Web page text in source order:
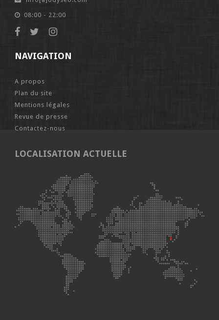
08:00 - 22:00
NAVIGATION
A propos
Plan du site
Mentions légales
Revue de presse
Contactez-nous
LOCALISATION ACTUELLE